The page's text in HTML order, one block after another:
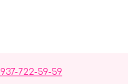
722-59-59